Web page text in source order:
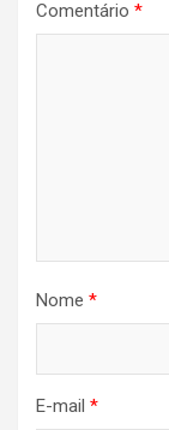
Comentário *
Nome *
E-mail *